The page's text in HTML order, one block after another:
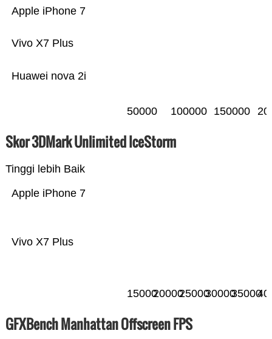
Huawei nova 2i
Vivo X7 Plus
Apple iPhone 7
50000 100000 150000
Skor 3DMark Unlimited IceStorm
Tinggi lebih Baik
Vivo X7 Plus
Apple iPhone 7
1500020000250003000035000
GFXBench Manhattan Offscreen FPS